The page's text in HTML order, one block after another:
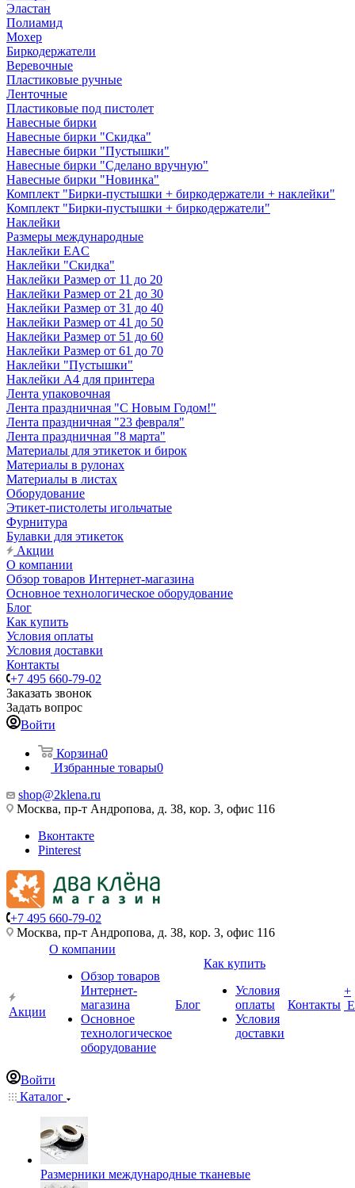
Эластан
Полиамид
Мохер
Биркодержатели
Веревочные
Пластиковые ручные
Ленточные
Пластиковые под пистолет
Навесные бирки
Навесные бирки "Скидка"
Навесные бирки "Пустышки"
Навесные бирки "Сделано вручную"
Навесные бирки "Новинка"
Комплект "Бирки-пустышки + биркодержатели + наклейки"
Комплект "Бирки-пустышки + биркодержатели"
Наклейки
Размеры международные
Наклейки EAC
Наклейки "Скидка"
Наклейки Размер от 11 до 20
Наклейки Размер от 21 до 30
Наклейки Размер от 31 до 40
Наклейки Размер от 41 до 50
Наклейки Размер от 51 до 60
Наклейки Размер от 61 до 70
Наклейки "Пустышки"
Наклейки А4 для принтера
Лента упаковочная
Лента праздничная "С Новым Годом!"
Лента праздничная "23 февраля"
Лента праздничная "8 марта"
Материалы для этикеток и бирок
Материалы в рулонах
Материалы в листах
Оборудование
Этикет-пистолеты игольчатые
Фурнитура
Булавки для этикеток
Акции
О компании
Обзор товаров Интернет-магазина
Основное технологическое оборудование
Блог
Как купить
Условия оплаты
Условия доставки
Контакты
+7 495 660-79-02
Заказать звонок
Задать вопрос
Войти
Корзина0
Избранные товары0
shop@2klena.ru
Москва, пр-т Андропова, д. 38, кор. 3, офис 116
Вконтакте
Pinterest
+7 495 660-79-02
Москва, пр-т Андропова, д. 38, кор. 3, офис 116
Акции
О компании
Обзор товаров
Интернет-
магазина
Основное
технологическое
оборудование
Блог
Как купить
Условия
оплаты
Условия
доставки
Контакты
+
Войти
Каталог
Размерники международные тканевые